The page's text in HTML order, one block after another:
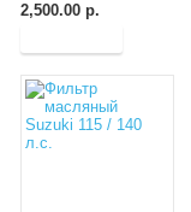
2,500.00 р.